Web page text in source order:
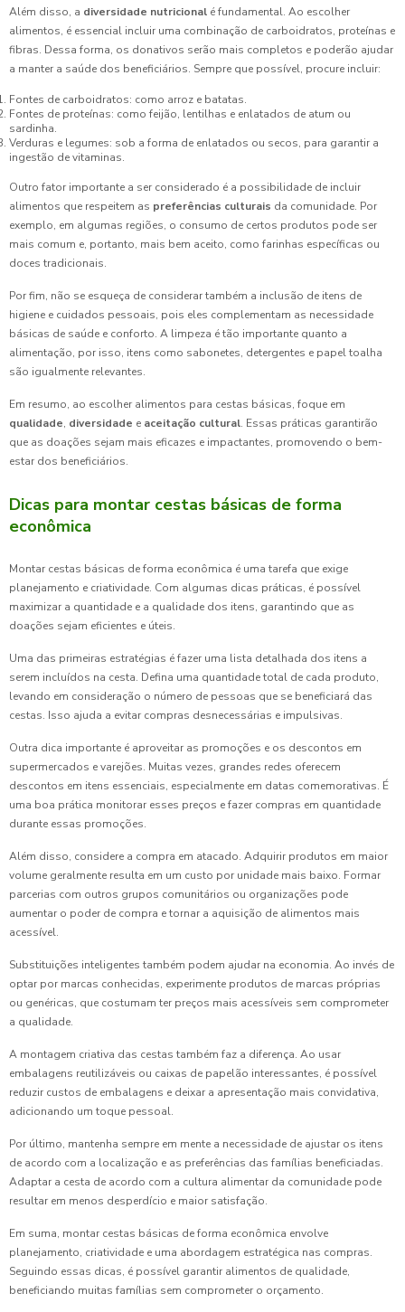
Além disso, a diversidade nutricional é fundamental. Ao escolher
alimentos, é essencial incluir uma combinação de carboidratos, proteínas e
fibras. Dessa forma, os donativos serão mais completos e poderão ajudar
a manter a saúde dos beneficiários. Sempre que possível, procure incluir:
Fontes de carboidratos: como arroz e batatas.
Fontes de proteínas: como feijão, lentilhas e enlatados de atum ou
sardinha.
Verduras e legumes: sob a forma de enlatados ou secos, para garantir a
ingestão de vitaminas.
Outro fator importante a ser considerado é a possibilidade de incluir
alimentos que respeitem as preferências culturais da comunidade. Por
exemplo, em algumas regiões, o consumo de certos produtos pode ser
mais comum e, portanto, mais bem aceito, como farinhas específicas ou
doces tradicionais.
Por fim, não se esqueça de considerar também a inclusão de itens de
higiene e cuidados pessoais, pois eles complementam as necessidade
básicas de saúde e conforto. A limpeza é tão importante quanto a
alimentação, por isso, itens como sabonetes, detergentes e papel toalha
são igualmente relevantes.
Em resumo, ao escolher alimentos para cestas básicas, foque em
qualidade, diversidade e aceitação cultural. Essas práticas garantirão
que as doações sejam mais eficazes e impactantes, promovendo o bem-
estar dos beneficiários.
Dicas para montar cestas básicas de forma
econômica
Montar cestas básicas de forma econômica é uma tarefa que exige
planejamento e criatividade. Com algumas dicas práticas, é possível
maximizar a quantidade e a qualidade dos itens, garantindo que as
doações sejam eficientes e úteis.
Uma das primeiras estratégias é fazer uma lista detalhada dos itens a
serem incluídos na cesta. Defina uma quantidade total de cada produto,
levando em consideração o número de pessoas que se beneficiará das
cestas. Isso ajuda a evitar compras desnecessárias e impulsivas.
Outra dica importante é aproveitar as promoções e os descontos em
supermercados e varejões. Muitas vezes, grandes redes oferecem
descontos em itens essenciais, especialmente em datas comemorativas. É
uma boa prática monitorar esses preços e fazer compras em quantidade
durante essas promoções.
Além disso, considere a compra em atacado. Adquirir produtos em maior
volume geralmente resulta em um custo por unidade mais baixo. Formar
parcerias com outros grupos comunitários ou organizações pode
aumentar o poder de compra e tornar a aquisição de alimentos mais
acessível.
Substituições inteligentes também podem ajudar na economia. Ao invés de
optar por marcas conhecidas, experimente produtos de marcas próprias
ou genéricas, que costumam ter preços mais acessíveis sem comprometer
a qualidade.
A montagem criativa das cestas também faz a diferença. Ao usar
embalagens reutilizáveis ou caixas de papelão interessantes, é possível
reduzir custos de embalagens e deixar a apresentação mais convidativa,
adicionando um toque pessoal.
Por último, mantenha sempre em mente a necessidade de ajustar os itens
de acordo com a localização e as preferências das famílias beneficiadas.
Adaptar a cesta de acordo com a cultura alimentar da comunidade pode
resultar em menos desperdício e maior satisfação.
Em suma, montar cestas básicas de forma econômica envolve
planejamento, criatividade e uma abordagem estratégica nas compras.
Seguindo essas dicas, é possível garantir alimentos de qualidade,
beneficiando muitas famílias sem comprometer o orçamento.